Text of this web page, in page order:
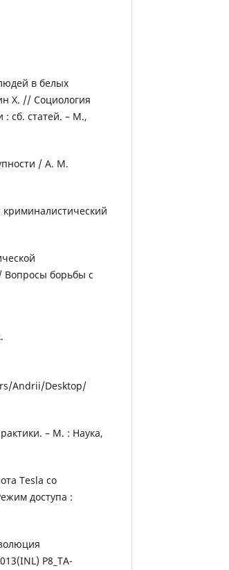
в белых
Х. // Социология
сб. статей. – М.,
/ А. М.
Вопросы борьбы с
Andrii/Desktop/
– М. : Наука,
Tesla со
доступа :
P8_TA-